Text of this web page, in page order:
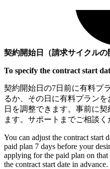
契約開始日（請求サイクル
To specify the contract start
契約開始日の7日前に有料プ
るか、その日に有料プラン
日を調整できます。事前に
ます。サポートまでご相談く
You can adjust the contract start
paid plan 7 days before your
applying for the paid plan on
the contract start date in